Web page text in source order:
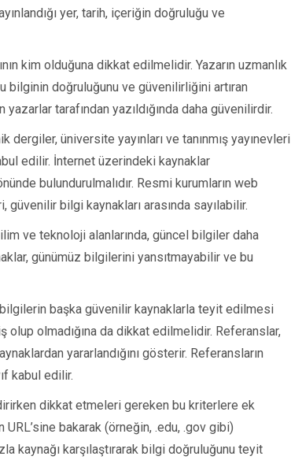
yer, tarih, içeriğin doğruluğu ve
kim olduğuna dikkat edilmelidir. Yazarın uzmanlık
bilginin doğruluğunu ve güvenilirliğini artıran
tarafından yazıldığında daha güvenilirdir.
dergiler, üniversite yayınları ve tanınmış yayınevleri
edilir. İnternet üzerindeki kaynaklar
bulundurulmalıdır. Resmi kurumların web
güvenilir bilgi kaynakları arasında sayılabilir.
ve teknoloji alanlarında, güncel bilgiler daha
günümüz bilgilerini yansıtmayabilir ve bu
başka güvenilir kaynaklarla teyit edilmesi
olup olmadığına da dikkat edilmelidir. Referanslar,
yararlandığını gösterir. Referansların
kabul edilir.
dikkat etmeleri gereken bu kriterlere ek
bakarak (örneğin, .edu, .gov gibi)
kaynağı karşılaştırarak bilgi doğruluğunu teyit